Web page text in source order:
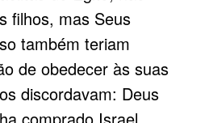
filhos, mas Seus
também teriam
de obedecer às suas
discordavam: Deus